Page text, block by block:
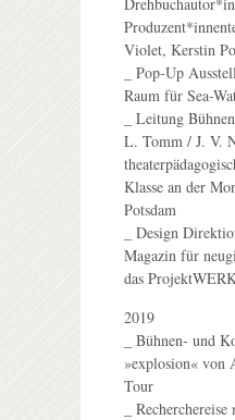
Violet, Kerstin
_ Pop-Up
Raum für Sea-
_ Leitung
L. Tomm / J. V.
Klasse an der
Potsdam
_ Design
Magazin für
das
2019
_ Bühnen- und
»explosion« von
Tour
_